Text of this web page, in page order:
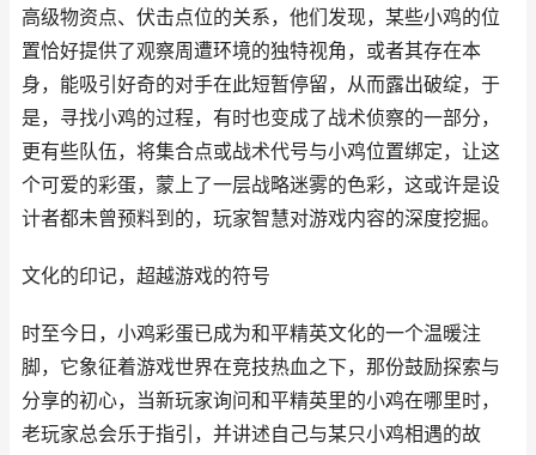
高级物资点、伏击点位的关系，他们发现，某些小鸡的位
置恰好提供了观察周遭环境的独特视角，或者其存在本
身，能吸引好奇的对手在此短暂停留，从而露出破绽，于
是，寻找小鸡的过程，有时也变成了战术侦察的一部分，
更有些队伍，将集合点或战术代号与小鸡位置绑定，让这
个可爱的彩蛋，蒙上了一层战略迷雾的色彩，这或许是设
计者都未曾预料到的，玩家智慧对游戏内容的深度挖掘。
文化的印记，超越游戏的符号
时至今日，小鸡彩蛋已成为和平精英文化的一个温暖注
脚，它象征着游戏世界在竞技热血之下，那份鼓励探索与
分享的初心，当新玩家询问和平精英里的小鸡在哪里时，
老玩家总会乐于指引，并讲述自己与某只小鸡相遇的故